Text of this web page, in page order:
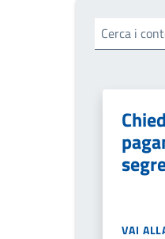
Cerca i
VAI